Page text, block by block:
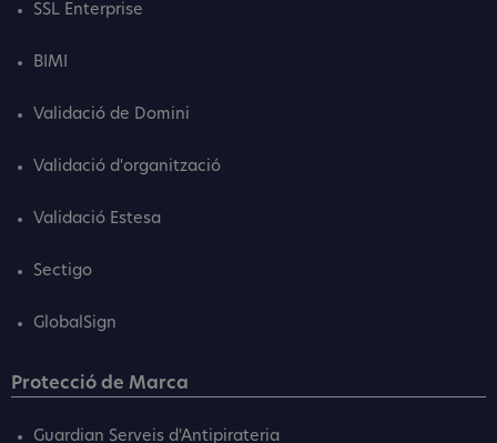
SSL Enterprise
BIMI
Validació de Domini
Validació d'organització
Validació Estesa
Sectigo
GlobalSign
Protecció de Marca
Guardian Serveis d'Antipirateria